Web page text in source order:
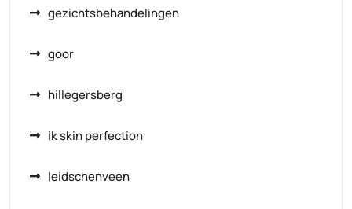
gezichtsbehandelingen
goor
hillegersberg
ik skin perfection
leidschenveen